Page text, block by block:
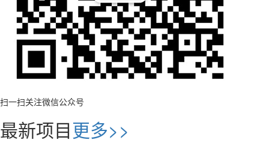
扫一扫关注微信公众号
最新项目更多>>